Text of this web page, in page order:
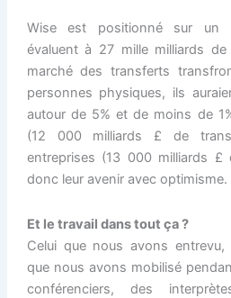
Wise est positionné sur un
évaluent à 27 mille milliards
marché des transferts
personnes physiques, ils
autour de 5% et de moins de
(12 000 milliards £ de
entreprises (13 000 milliards
donc leur avenir avec optimisme.
Et le travail dans tout ça ?
Celui que nous avons entrevu,
que nous avons mobilisé
conférenciers, des